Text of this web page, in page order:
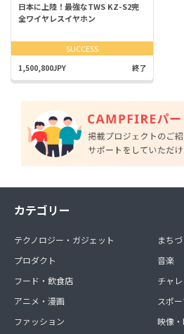
日本に上陸！最強なTWS KZ-S2完
全ワイヤレスイヤホン
SUCCESS
1,500,800JPY 終了
カテゴリー
テクノロジー・ガジェット
プロダクト
フード・飲食店
アニメ・漫画
ファッション
まち
音楽
チャ
スポ
映像